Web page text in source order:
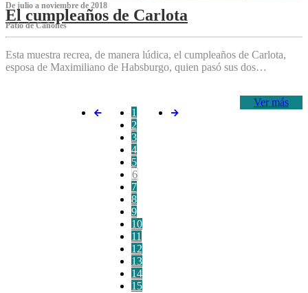
De julio a noviembre de 2018
El cumpleaños de Carlota
Patio de Cañones
Esta muestra recrea, de manera lúdica, el cumpleaños de Carlota,
esposa de Maximiliano de Habsburgo, quien pasó sus dos…
Ver más
1
2
3
4
5
6
7
8
9
10
11
12
13
14
15